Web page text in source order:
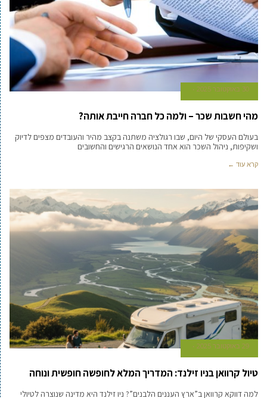
30 באוקטובר 2025
מהי חשבות שכר – ולמה כל חברה חייבת אותה?
בעולם העסקי של היום, שבו רגולציה משתנה בקצב מהיר והעובדים מצפים לדיוק
ושקיפות, ניהול השכר הוא אחד הנושאים הרגישים והחשובים
קרא עוד ←
29 באוקטובר 2025
טיול קרוואן בניו זילנד: המדריך המלא לחופשה חופשית ונוחה
למה דווקא קרוואן ב”ארץ העננים הלבנים”? ניו זילנד היא מדינה שנוצרה לטיולי